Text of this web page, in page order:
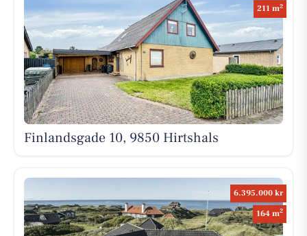
211 m2
Finlandsgade 10, 9850 Hirtshals
6.395.000 kr
164 m2